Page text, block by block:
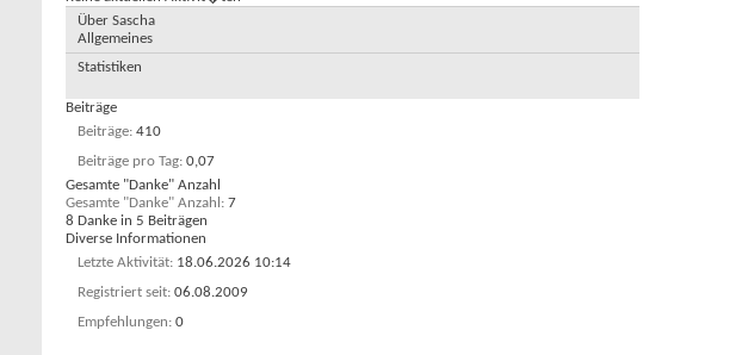
Über Sascha
Allgemeines
Statistiken
Beiträge
Beiträge 410
Beiträge pro Tag 0,07
Gesamte "Danke" Anzahl
Gesamte "Danke" Anzahl
7
8 Danke in 5 Beiträgen
Diverse Informationen
Letzte Aktivität 18.06.2026 10:14
Registriert seit 06.08.2009
Empfehlungen 0